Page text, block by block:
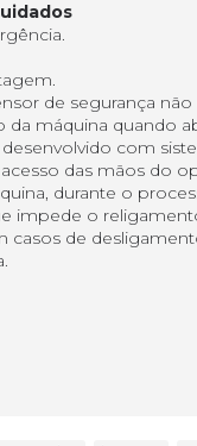
de segurança
da máquina quando
com
das mãos do
durante o
impede o
casos de